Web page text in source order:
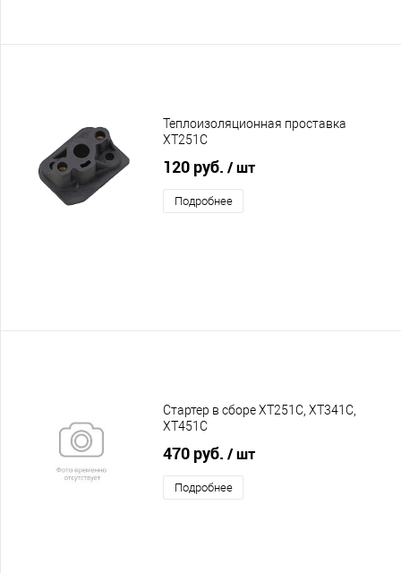
Теплоизоляционная проставка
XT251C
120 руб. / шт
Подробнее
Стартер в сборе XT251C, XT341C,
XT451C
470 руб. / шт
Подробнее